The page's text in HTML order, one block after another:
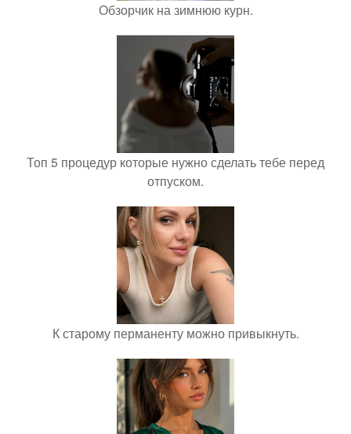
Обзорчик на зимнюю курн.
Топ 5 процедур которые нужно сделать тебе перед
отпуском.
К старому перманенту можно привыкнуть.